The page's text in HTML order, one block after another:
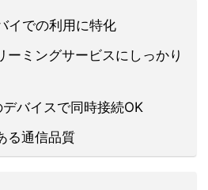
イでの利用に特化
ーミングサービスにしっかり
デバイスで同時接続OK
る通信品質